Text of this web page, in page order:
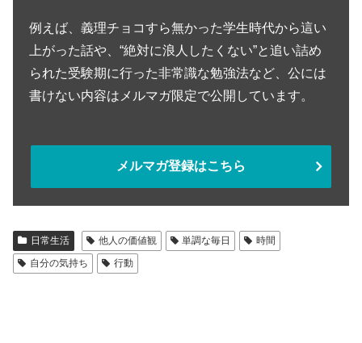
例えば、義理チョコすら無かった学生時代から這い
上がった話や、“絶対に浪人したくない”と追い詰め
られた受験期に行った非常識な勉強法など、公には
書けない内容はメルマガ限定で公開しています。
メルマガ登録はこちら
日常生活 他人の価値観 単調な毎日
時間
自分の気持ち
行動